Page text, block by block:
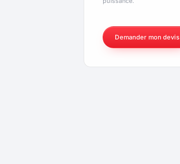
Demander mon devis